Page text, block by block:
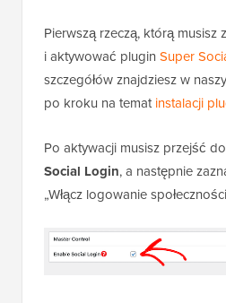
Pierwszą rzeczą, którą musisz
i aktywować plugin Super
szczegółów znajdziesz w
po kroku na tematinstalacji
Po aktywacji musisz przejść do
Social Login, a następnie
„Włącz logowanie